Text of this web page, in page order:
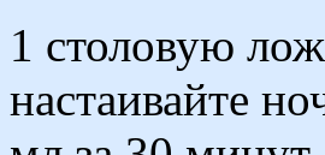
1 столовую
настаивайте